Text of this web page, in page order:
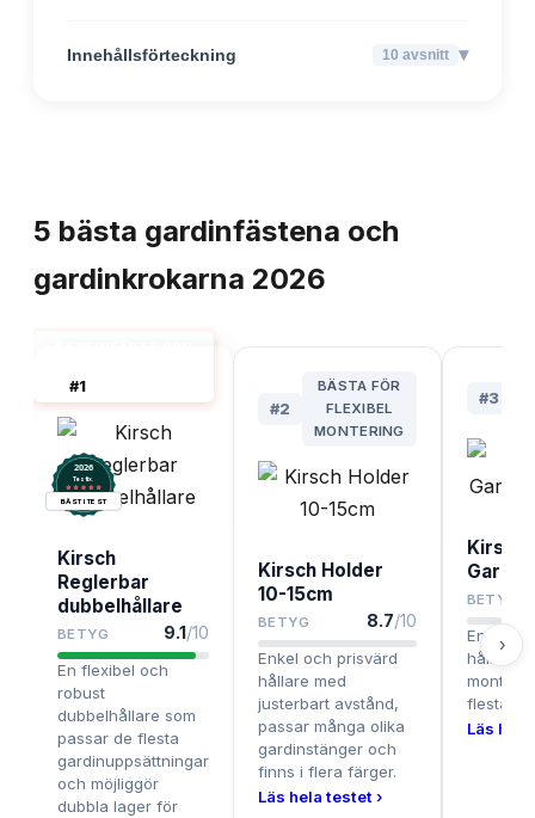
Innehållsförteckning 10 avsnitt ▾
5 bästa gardinfästena och
gardinkrokarna 2026
#1
2026
Testix.
BÄST I TEST
Kirsch
Reglerbar
dubbelhållare
BETYG 9.1/10
En flexibel och
robust
dubbelhållare som
passar de flesta
gardinuppsättningar
och möjliggör
dubbla lager för
#2
BÄSTA FÖR
FLEXIBEL
MONTERING
Kirsch Holder
10-15cm
BETYG 8.7/10
Enkel och prisvärd
hållare med
justerbart avstånd,
passar många olika
gardinstänger och
finns i flera färger.
Läs hela testet ›
#3
Kirsch
BETYG
En
hållare
montera
flesta
Läs
›